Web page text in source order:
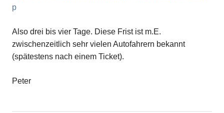
p
Also drei bis vier Tage. Diese Frist ist m.E.
zwischenzeitlich sehr vielen Autofahrern bekannt
(spätestens nach einem Ticket).
Peter